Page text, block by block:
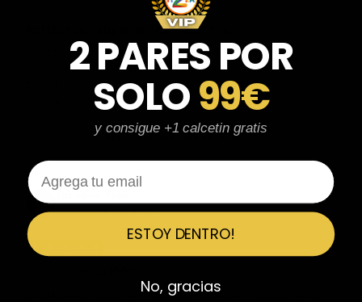
Perfectos y súper serios y atentos
Perfectos y súper serios y atentos. He comprado 5 pares y el
último que acaba de llegar, unas Uptempo de tallaje especial
pagadas por adelantado. Súper confiables y totalmente
recomendables.
Ver 3 reseñas más de Javier
EV
Reseña en Trustpilot
★
Calidad brutal, zapatillas impolutas sin ningún rasguño, la caja
2 PARES POR
SOLO99€
y consigue +1 calcetin gratis
Email
ESTOY DENTRO!
No, gracias